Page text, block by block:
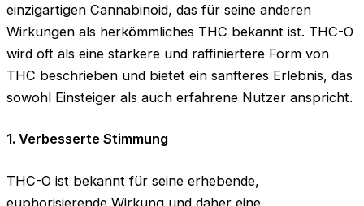
einzigartigen Cannabinoid, das für seine anderen
Wirkungen als herkömmliches THC bekannt ist. THC-O
wird oft als eine stärkere und raffiniertere Form von
THC beschrieben und bietet ein sanfteres Erlebnis, das
sowohl Einsteiger als auch erfahrene Nutzer anspricht.
1. Verbesserte Stimmung
THC-O ist bekannt für seine erhebende,
euphorisierende Wirkung und daher eine